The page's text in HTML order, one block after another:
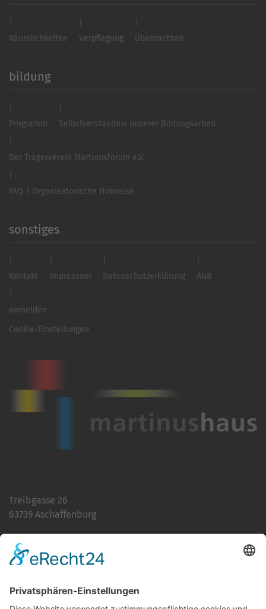
Räumlichkeiten Verpflegung Übernachten
bildung
Programm Selbstverständnis unserer Bildungsarbeit
Der Trägerverein Martinusforum e.V.
FAQ / Organisatorische Hinweise
sonstiges
Kontakt Impressum Datenschutzerklärung AGB
anmelden
Cookie-Einstellungen
Treibgasse 26
63739 Aschaffenburg
E-Mailinfo@martinushaus.de